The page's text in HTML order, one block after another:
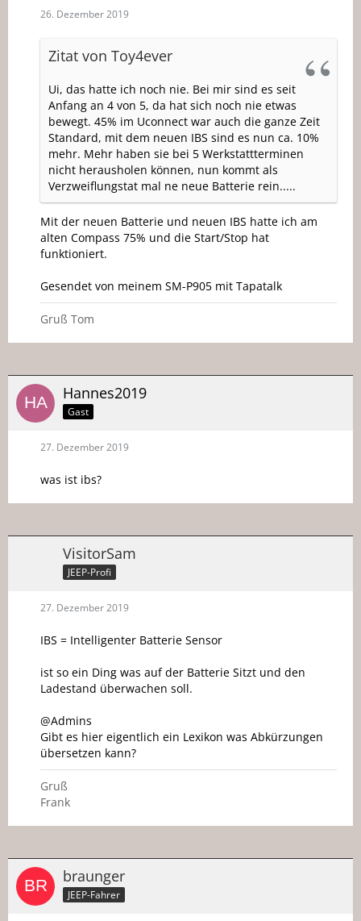
26. Dezember 2019
Zitat von Toy4ever
Ui, das hatte ich noch nie. Bei mir sind es seit
Anfang an 4 von 5, da hat sich noch nie etwas
bewegt. 45% im Uconnect war auch die ganze Zeit
Standard, mit dem neuen IBS sind es nun ca. 10%
mehr. Mehr haben sie bei 5 Werkstattterminen
nicht herausholen können, nun kommt als
Verzweiflungstat mal ne neue Batterie rein.....
Mit der neuen Batterie und neuen IBS hatte ich am
alten Compass 75% und die Start/Stop hat
funktioniert.
Gesendet von meinem SM-P905 mit Tapatalk
Gruß Tom
Hannes2019
Gast
27. Dezember 2019
was ist ibs?
VisitorSam
JEEP-Profi
27. Dezember 2019
IBS = Intelligenter Batterie Sensor
ist so ein Ding was auf der Batterie Sitzt und den
Ladestand überwachen soll.
@Admins
Gibt es hier eigentlich ein Lexikon was Abkürzungen
übersetzen kann?
Gruß
Frank
braunger
JEEP-Fahrer